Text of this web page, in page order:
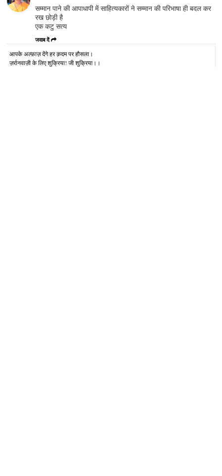
सम्मान पाने की आपाधापी में साहित्यकारों ने सम्मान की परिभाषा ही बदल कर
रख छोड़ी है
एक कटु सत्य
जवाब दें
आपके अल्‍फ़ाज़ देंगे हर क़दम पर हौसला।
ज़र्रानवाज़ी के लिए शुक्रिया! जी शुक्रिया।।